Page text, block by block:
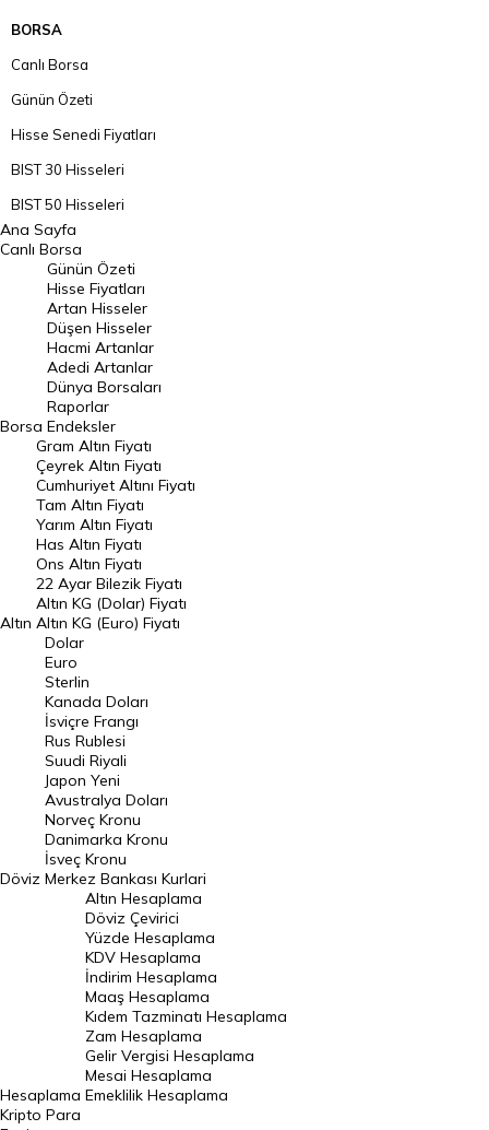
BORSA
Canlı Borsa
Günün Özeti
Hisse Senedi Fiyatları
BIST 30 Hisseleri
BIST 50 Hisseleri
BIST 100 Hisseleri
En Çok Artan Hisseler
En Çok Düşen Hisseler
Hacmi Artanlar
Geçmiş Kapanışlar
Dünya Borsaları
Raporlar
Endeksler
DÖVİZ
Döviz Kuru
Dolar Kuru
Euro Kuru
Pound Kuru
Frank Kuru
Riyal Kuru
Avustralya Doları
Danimarka Kronu Kuru
Kanada Doları Kuru
Norveç Kronu Kuru
İsveç Kronu Kuru
Japon Yeni Kuru
Serbest Piyasa Döviz Kurları
Merkez Bankası Döviz Kurları
Altın Fiyatları
Ana Sayfa
Canlı Borsa
Borsa
Günün Özeti
Hisse Fiyatları
Artan Hisseler
Düşen Hisseler
Hacmi Artanlar
Adedi Artanlar
Dünya Borsaları
Raporlar
Endeksler
Altın
Gram Altın Fiyatı
Çeyrek Altın Fiyatı
Cumhuriyet Altını Fiyatı
Tam Altın Fiyatı
Yarım Altın Fiyatı
Has Altın Fiyatı
Ons Altın Fiyatı
22 Ayar Bilezik Fiyatı
Altın KG (Dolar) Fiyatı
Altın KG (Euro) Fiyatı
Döviz
Dolar
Euro
Sterlin
Kanada Doları
İsviçre Frangı
Rus Rublesi
Suudi Riyali
Japon Yeni
Avustralya Doları
Norveç Kronu
Danimarka Kronu
İsveç Kronu
Merkez Bankası Kurlari
Hesaplama
Altın Hesaplama
Döviz Çevirici
Yüzde Hesaplama
KDV Hesaplama
İndirim Hesaplama
Maaş Hesaplama
Kıdem Tazminatı Hesaplama
Zam Hesaplama
Gelir Vergisi Hesaplama
Mesai Hesaplama
Emeklilik Hesaplama
Kripto Para